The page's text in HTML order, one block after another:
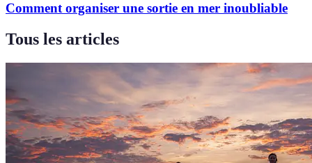
Comment organiser une sortie en mer inoubliable
Tous les articles